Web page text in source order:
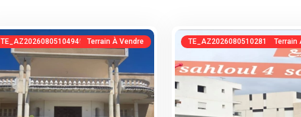
TE_AZ2026080510494075835Terrain À Vendre TE_AZ20260805102813635798
Terrain